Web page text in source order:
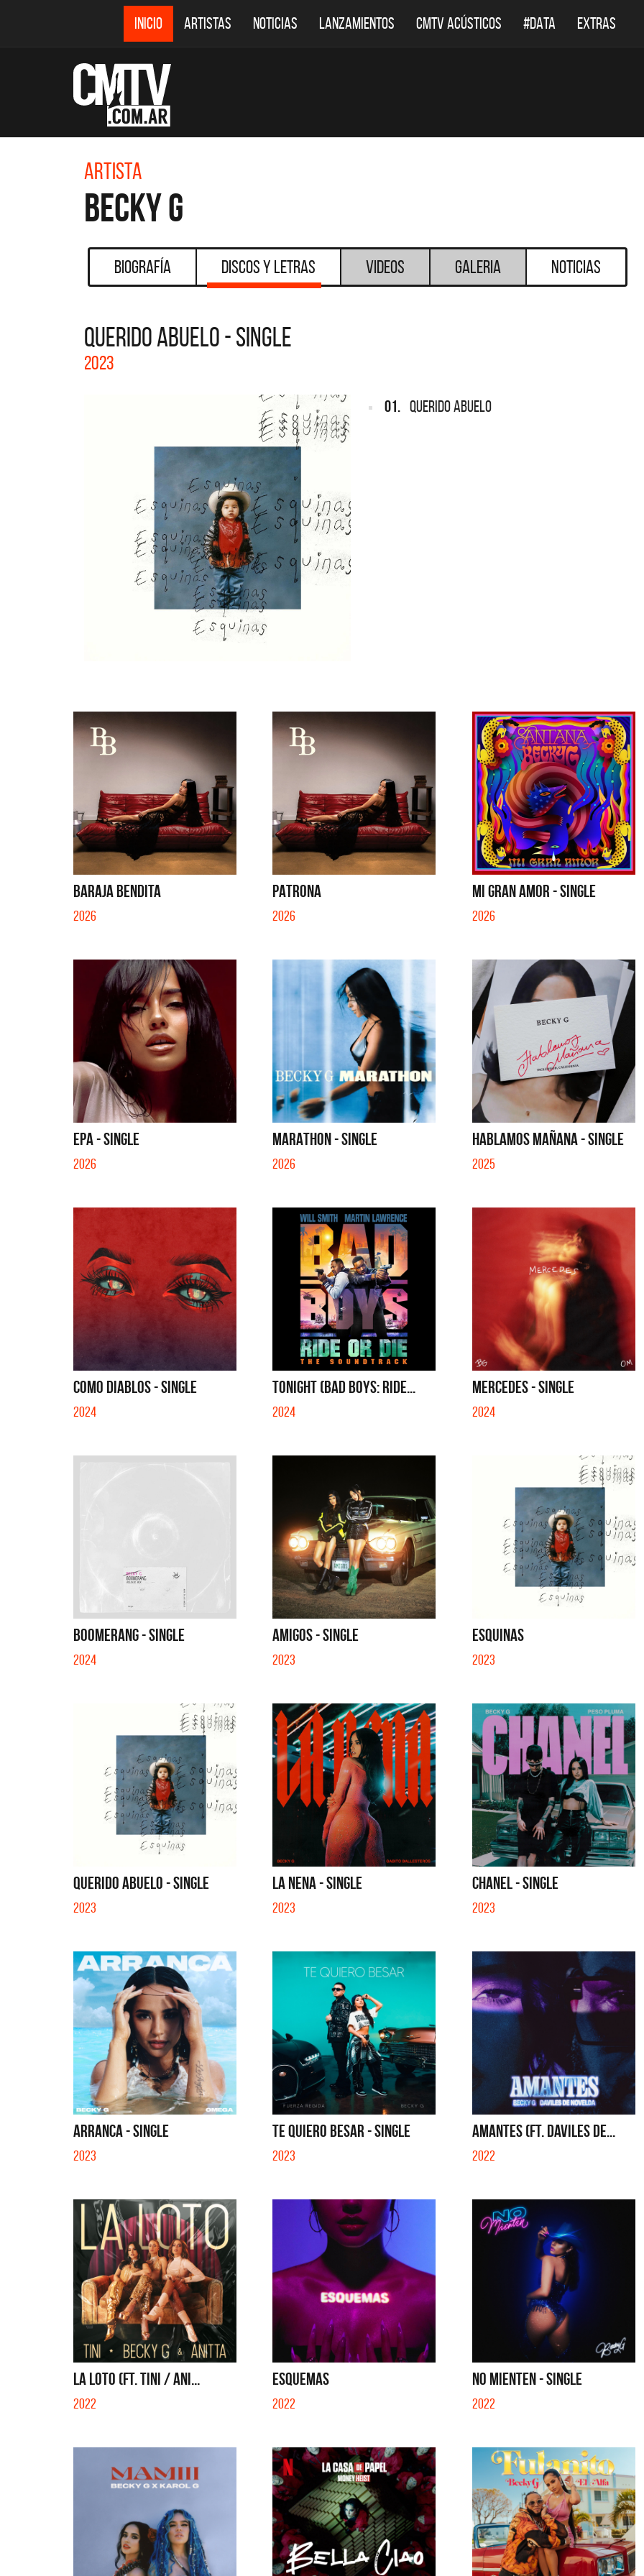
INICIO ARTISTAS NOTICIAS LANZAMIENTOS CMTV ACÚSTICOS #DATA EXTRAS
Artista
Becky G
Biografía Discos y Letras Videos Galeria Noticias
QUERIDO ABUELO - SINGLE
2023
01. QUERIDO ABUELO
BARAJA BENDITA
2026
PATRONA
2026
MI GRAN AMOR - SINGLE
2026
EPA - SINGLE
2026
MARATHON - SINGLE
2026
HABLAMOS MAÑANA - SINGLE
2025
COMO DIABLOS - SINGLE
2024
TONIGHT (BAD BOYS: RIDE...
2024
MERCEDES - SINGLE
2024
BOOMERANG - SINGLE
2024
AMIGOS - SINGLE
2023
ESQUINAS
2023
QUERIDO ABUELO - SINGLE
2023
LA NENA - SINGLE
2023
CHANEL - SINGLE
2023
ARRANCA - SINGLE
2023
TE QUIERO BESAR - SINGLE
2023
AMANTES (FT. DAVILES DE...
2022
LA LOTO (FT. TINI / ANI...
2022
ESQUEMAS
2022
NO MIENTEN - SINGLE
2022
DESTACADOS
La colección completa de los CMTV
DESTACADOS
La Muela y Sus Amigos
QUE NO SE MUELA LA MUELA - SINGLE